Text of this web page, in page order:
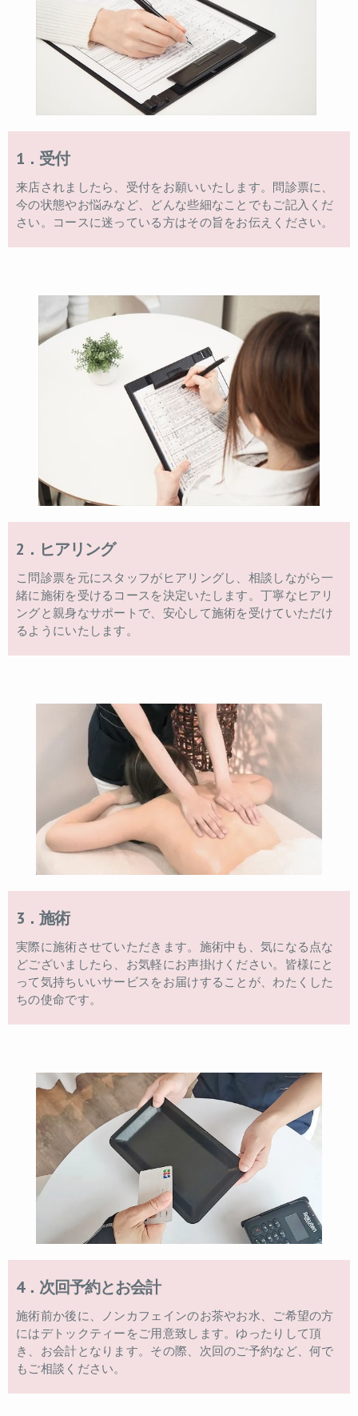
1．受付
来店されましたら、受付をお願いいたします。問診票に、
今の状態やお悩みなど、どんな些細なことでもご記入くだ
さい。コースに迷っている方はその旨をお伝えください。
2．ヒアリング
こ問診票を元にスタッフがヒアリングし、相談しながら一
緒に施術を受けるコースを決定いたします。丁寧なヒアリ
ングと親身なサポートで、安心して施術を受けていただけ
るようにいたします。
3．施術
実際に施術させていただきます。施術中も、気になる点な
どございましたら、お気軽にお声掛けください。皆様にと
って気持ちいいサービスをお届けすることが、わたくした
ちの使命です。
4．次回予約とお会計
施術前か後に、ノンカフェインのお茶やお水、ご希望の方
にはデトックティーをご用意致します。ゆったりして頂
き、お会計となります。その際、次回のご予約など、何で
もご相談ください。